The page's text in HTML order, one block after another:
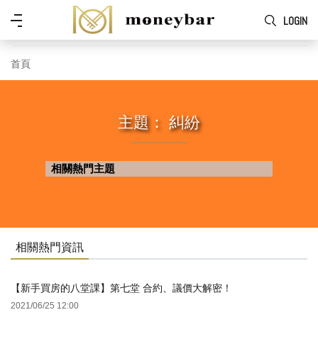
Skip to main content
LOGIN
功
首頁
主題： 糾紛
相關熱門主題
相關熱門資訊
【新手買房的八堂課】第七堂 合約、議價大解密！
2021/06/25 12:00